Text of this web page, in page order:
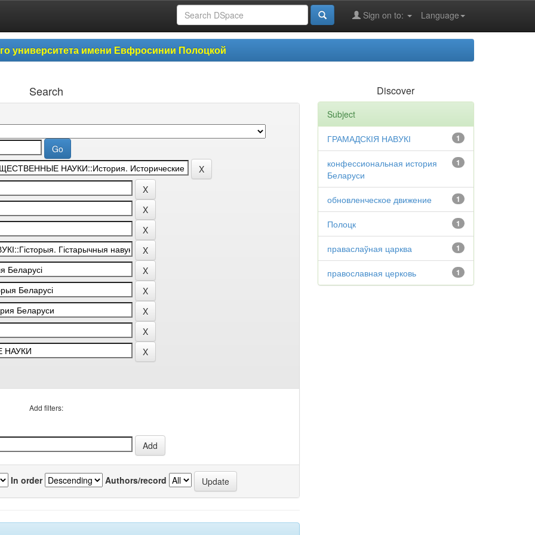
Language
Sign on to:
университета имени Евфросинии Полоцкой
Search
Add filters:
In order Authors/record
Discover
Subject
1
ГРАМАДСКІЯ НАВУКІ
1
конфессиональная история
Беларуси
1
обновленческое движение
1
Полоцк
1
праваслаўная царква
1
православная церковь